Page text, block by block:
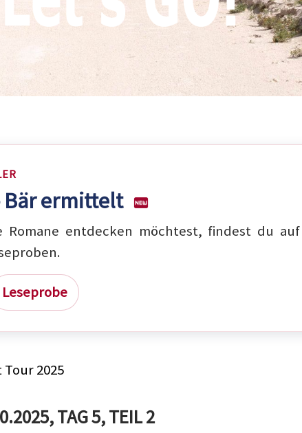
Bär ermittelt
Romane entdecken möchtest, findest du
Leseprobe
2025
TAG 5, TEIL 2